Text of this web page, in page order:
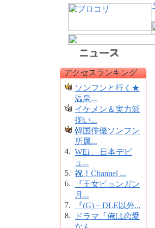
アクセスランキング
ソンフンと行く★
温泉...
イケメン＆実力派
揃い...
韓国俳優ソンフン
所属...
4. WEi 、日本デビ
ュ...
5. 祝！Channel ...
6.
『王女ピョンガン
月...
7.
『(G)－DLE以外...
8.
ドラマ『俺は恋愛